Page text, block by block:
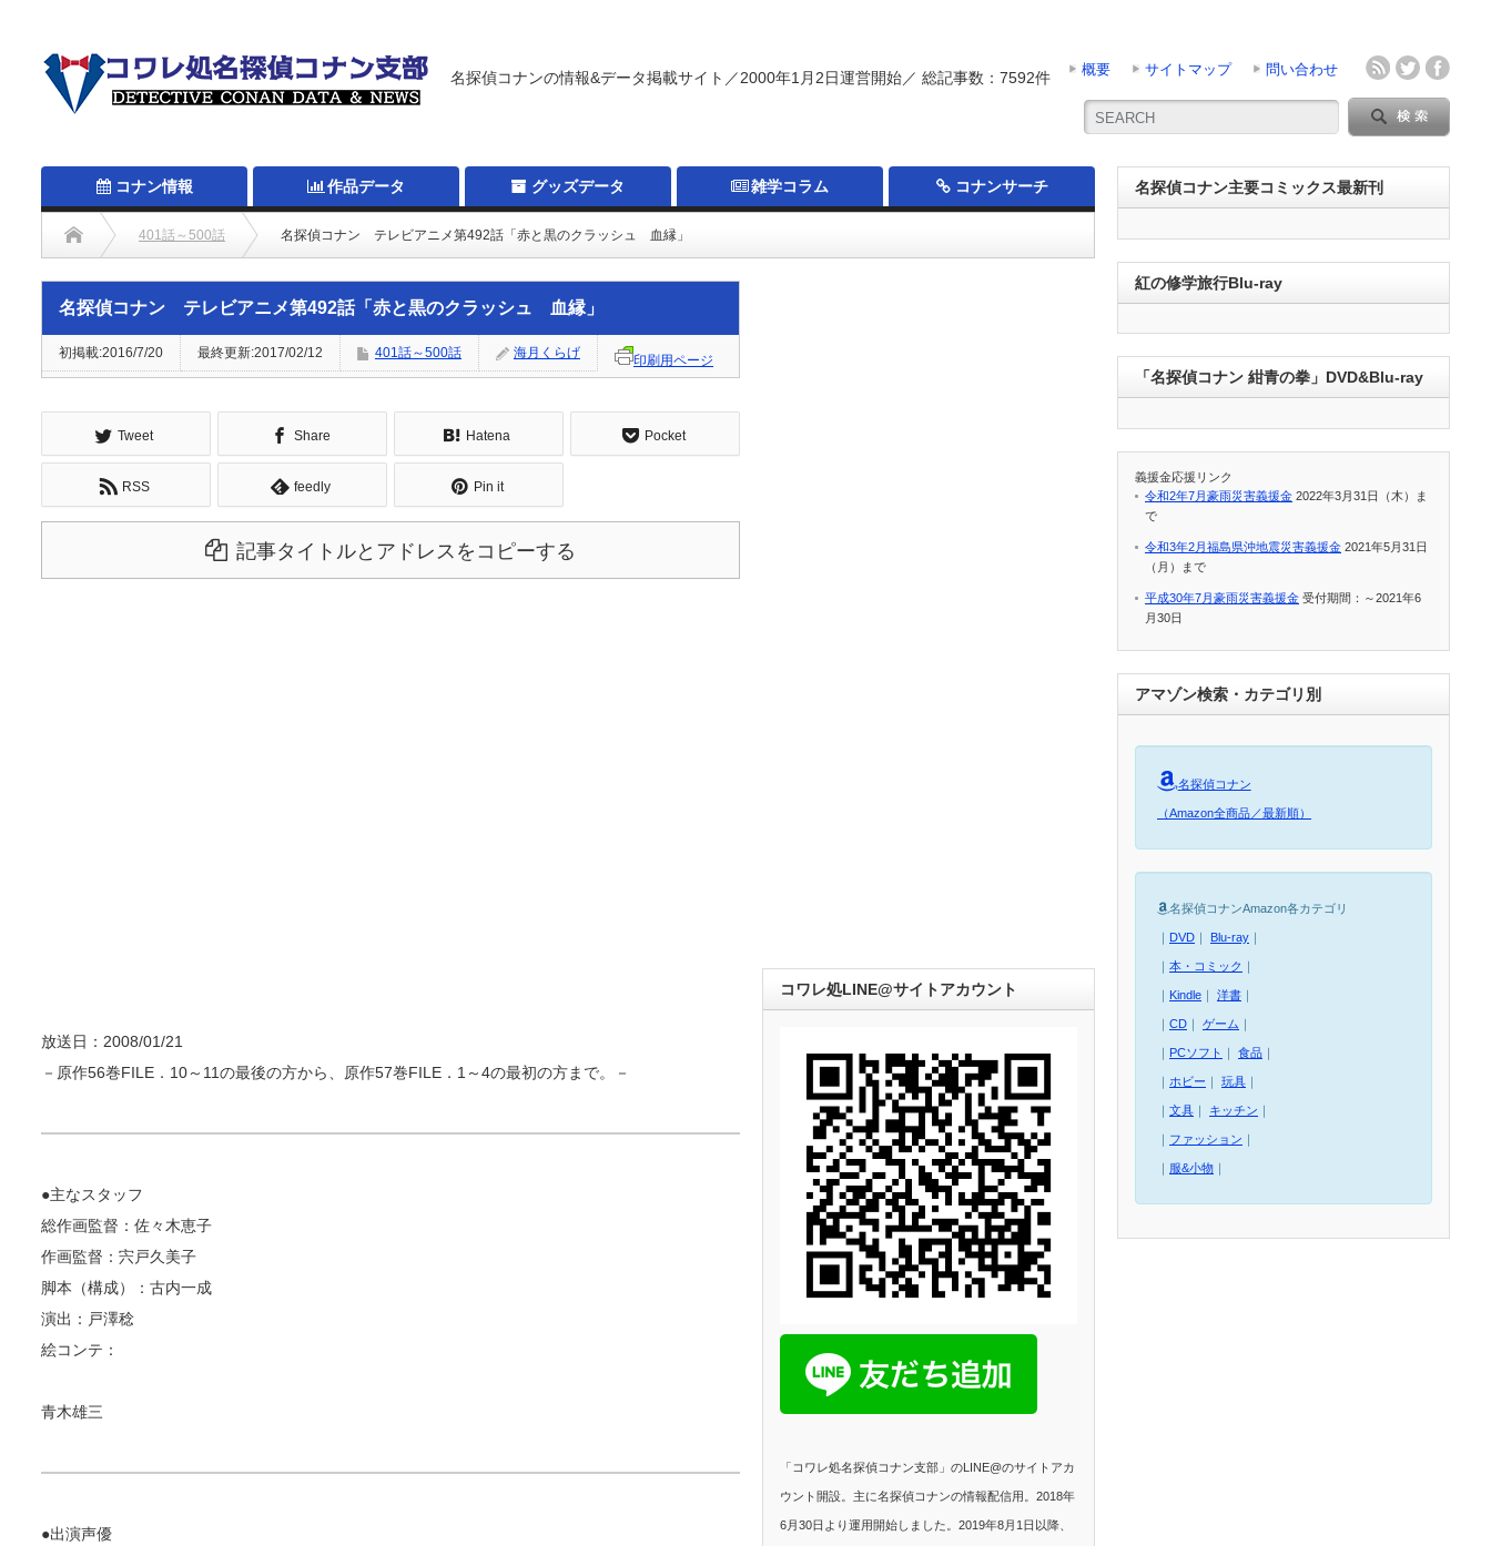
概要 サイトマップ 問い合わせ
名探偵コナンの情報&データ掲載サイト／2000年1月2日運営開始／ 総記事数：7592件
コナン情報 作品データ グッズデータ 雑学コラム コナンサーチ
401話～500話 名探偵コナン テレビアニメ第492話「赤と黒のクラッシュ 血縁」
名探偵コナン テレビアニメ第492話「赤と黒のクラッシュ 血縁」
初掲載:2016/7/20 最終更新:2017/02/12 401話～500話 海月くらげ 印刷用ページ
Tweet Share Hatena Pocket
RSS feedly Pin it
記事タイトルとアドレスをコピーする
放送日：2008/01/21
－原作56巻FILE．10～11の最後の方から、原作57巻FILE．1～4の最初の方まで。－
●主なスタッフ
総作画監督：佐々木恵子
作画監督：宍戸久美子
脚本（構成）：古内一成
演出：戸澤稔
絵コンテ：
青木雄三
●出演声優
コワレ処LINE@サイトアカウント
「コワレ処名探偵コナン支部」のLINE@のサイトアカ
ウント開設。主に名探偵コナンの情報配信用。2018年
6月30日より運用開始しました。2019年8月1日以降、
名探偵コナン主要コミックス最新刊
紅の修学旅行Blu-ray
「名探偵コナン 紺青の拳」DVD&Blu-ray
義援金応援リンク
令和2年7月豪雨災害義援金 2022年3月31日（木）ま
で
令和3年2月福島県沖地震災害義援金 2021年5月31日
（月）まで
平成30年7月豪雨災害義援金 受付期間：～2021年6
月30日
アマゾン検索・カテゴリ別
名探偵コナン
（Amazon全商品／最新順）
名探偵コナンAmazon各カテゴリ
｜ DVD ｜ Blu-ray ｜
｜ 本・コミック ｜
｜ Kindle ｜ 洋書 ｜
｜ CD ｜ ゲーム ｜
｜ PCソフト ｜ 食品 ｜
｜ ホビー ｜ 玩具 ｜
｜ 文具 ｜ キッチン ｜
｜ ファッション ｜
｜ 服&小物 ｜